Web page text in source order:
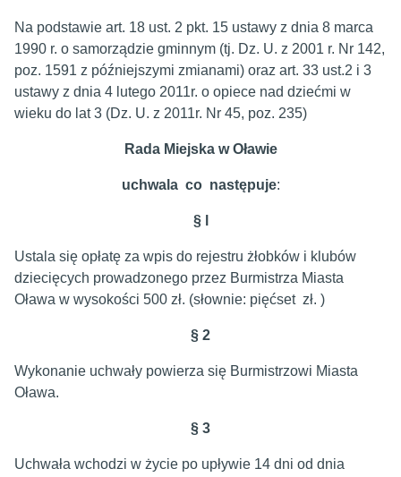
Na podstawie art. 18 ust. 2 pkt. 15 ustawy z dnia 8 marca
1990 r. o samorządzie gminnym (tj. Dz. U. z 2001 r. Nr 142,
poz. 1591 z późniejszymi zmianami) oraz art. 33 ust.2 i 3
ustawy z dnia 4 lutego 2011r. o opiece nad dziećmi w
wieku do lat 3 (Dz. U. z 2011r. Nr 45, poz. 235)
Rada Miejska w Oławie
uchwala co następuje:
§ l
Ustala się opłatę za wpis do rejestru żłobków i klubów
dziecięcych prowadzonego przez Burmistrza Miasta
Oława w wysokości 500 zł. (słownie: pięćset zł. )
§ 2
Wykonanie uchwały powierza się Burmistrzowi Miasta
Oława.
§ 3
Uchwała wchodzi w życie po upływie 14 dni od dnia